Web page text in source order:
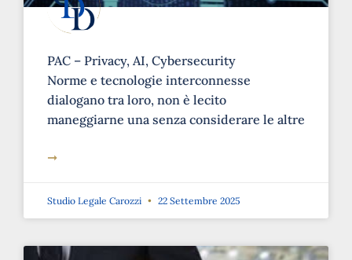
PAC – Privacy, AI, Cybersecurity
Norme e tecnologie interconnesse
dialogano tra loro, non è lecito
maneggiarne una senza considerare le altre
➞
Studio Legale Carozzi 22 Settembre 2025